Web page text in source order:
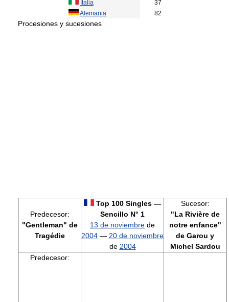
Italia
37
Alemania
82
Procesiones y sucesiones
Predecesor:
"Gentleman" de
Tragédie
Top 100 Singles —
Sencillo N° 1
13 de noviembre de
2004 — 20 de noviembre
de 2004
Sucesor:
"La Rivière de
notre enfance"
de Garou y
Michel Sardou
Predecesor: